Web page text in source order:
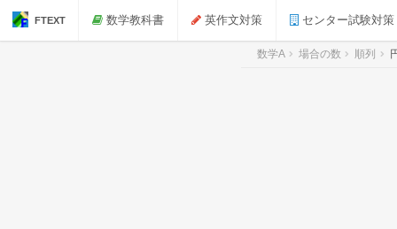
FTEXT 数学教科書 英作文対策 センター試験対策
数学A 場合の数 順列